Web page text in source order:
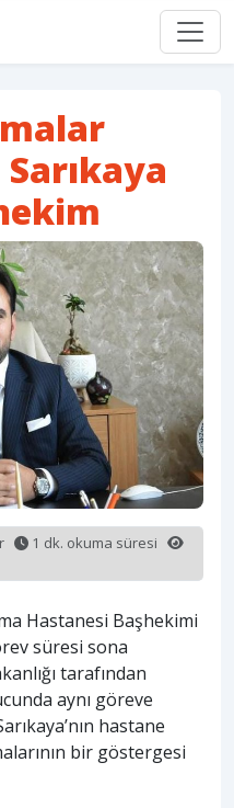
1 dk. okuma süresi
Hastanesi Başhekimi
süresi sona
tarafından
aynı göreve
hastane
bir göstergesi